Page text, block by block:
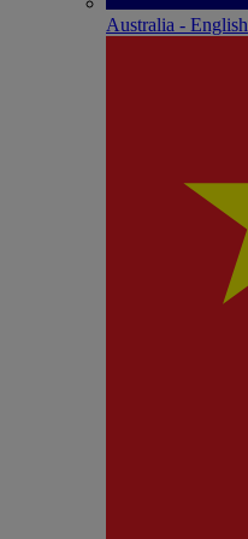
Australia - English